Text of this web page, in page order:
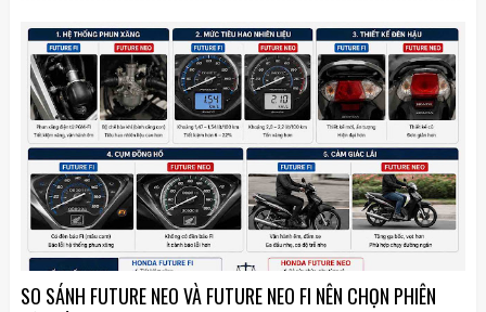
SO SÁNH FUTURE NEO VÀ FUTURE NEO FI NÊN CHỌN PHIÊN